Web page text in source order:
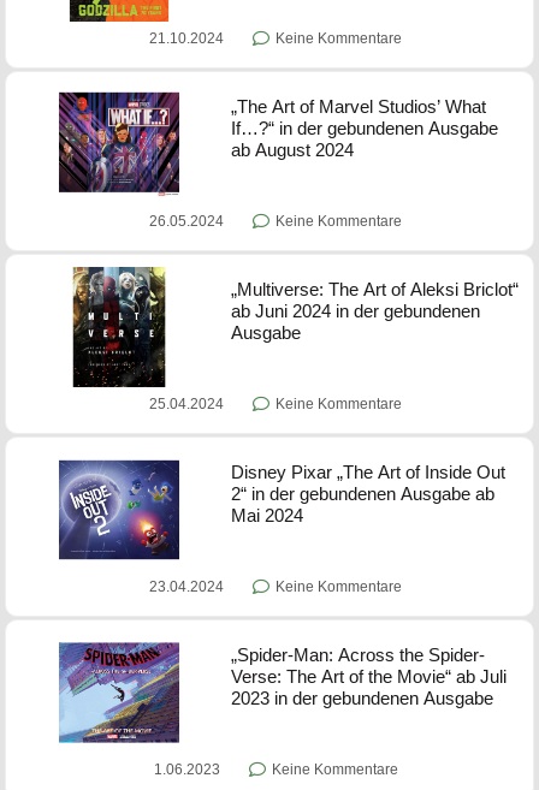
21.10.2024 Keine Kommentare
„The Art of Marvel Studios’ What
If…?“ in der gebundenen Ausgabe
ab August 2024
26.05.2024 Keine Kommentare
„Multiverse: The Art of Aleksi Briclot“
ab Juni 2024 in der gebundenen
Ausgabe
25.04.2024 Keine Kommentare
Disney Pixar „The Art of Inside Out
2“ in der gebundenen Ausgabe ab
Mai 2024
23.04.2024 Keine Kommentare
„Spider-Man: Across the Spider-
Verse: The Art of the Movie“ ab Juli
2023 in der gebundenen Ausgabe
1.06.2023 Keine Kommentare